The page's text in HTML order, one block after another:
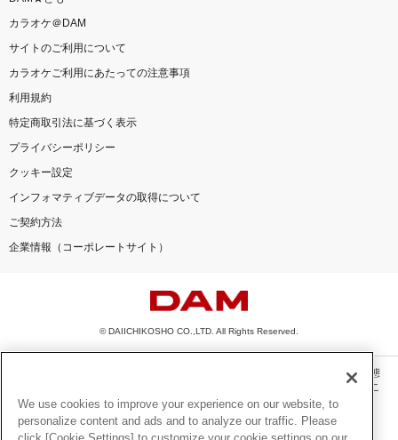
カラオケ＠DAM
サイトのご利用について
カラオケご利用にあたっての注意事項
利用規約
特定商取引法に基づく表示
プライバシーポリシー
クッキー設定
インフォマティブデータの取得について
ご契約方法
企業情報（コーポレートサイト）
© DAIICHIKOSHO CO.,LTD. All Rights Reserved.
このサイトに掲載されている一切の文章・画像・写真・動画・音声等を、手段や形態
を問わず、著作権法の定める範囲を超えて無断で複製、転載、ファイル化などするこ
とを禁じます。
楽曲及びコンテンツは、機種によりご利用いただけない場合があります。
We use cookies to improve your experience on our website, to
personalize content and ads and to analyze our traffic. Please